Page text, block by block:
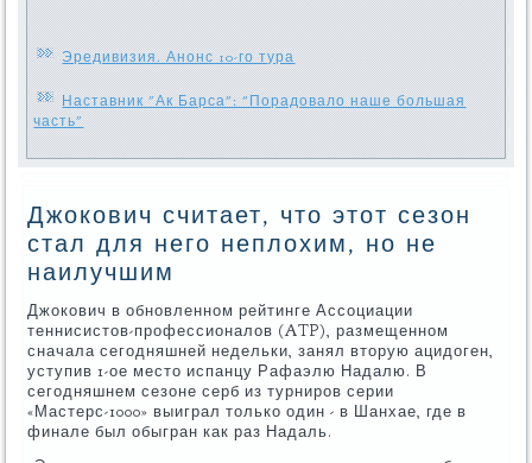
Эредивизия. Анонс 10-го тура
Наставник "Ак Барса": "Порадовало наше большая
часть"
Джокович считает, что этот сезон
стал для него неплохим, но не
наилучшим
Джокович в обновленном рейтинге Ассоциации
теннисистов-профессионалов (ATP), размещенном
сначала сегодняшней недельки, занял вторую ацидоген,
уступив 1-ое место испанцу Рафаэлю Надалю. В
сегодняшнем сезоне серб из турниров серии
«Мастерс-1000» выиграл только один - в Шанхае, где в
финале был обыгран как раз Надаль.